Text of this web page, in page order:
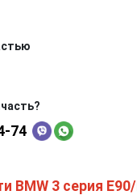
74
BMW 3 серия